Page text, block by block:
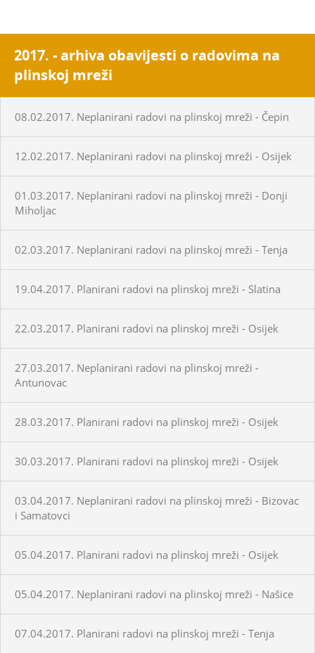
2017. - arhiva obavijesti o radovima na
plinskoj mreži
08.02.2017. Neplanirani radovi na plinskoj mreži - Čepin
12.02.2017. Neplanirani radovi na plinskoj mreži - Osijek
01.03.2017. Neplanirani radovi na plinskoj mreži - Donji
Miholjac
02.03.2017. Neplanirani radovi na plinskoj mreži - Tenja
19.04.2017. Planirani radovi na plinskoj mreži - Slatina
22.03.2017. Planirani radovi na plinskoj mreži - Osijek
27.03.2017. Neplanirani radovi na plinskoj mreži -
Antunovac
28.03.2017. Planirani radovi na plinskoj mreži - Osijek
30.03.2017. Planirani radovi na plinskoj mreži - Osijek
03.04.2017. Neplanirani radovi na plinskoj mreži - Bizovac
i Samatovci
05.04.2017. Planirani radovi na plinskoj mreži - Osijek
05.04.2017. Neplanirani radovi na plinskoj mreži - Našice
07.04.2017. Planirani radovi na plinskoj mreži - Tenja